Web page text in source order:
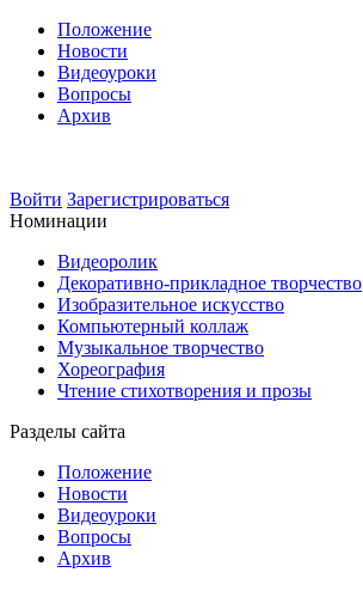
Положение
Новости
Видеоуроки
Вопросы
Архив
Войти Зарегистрироваться
Номинации
Видеоролик
Декоративно-прикладное творчество
Изобразительное искусство
Компьютерный коллаж
Музыкальное творчество
Хореография
Чтение стихотворения и прозы
Разделы сайта
Положение
Новости
Видеоуроки
Вопросы
Архив